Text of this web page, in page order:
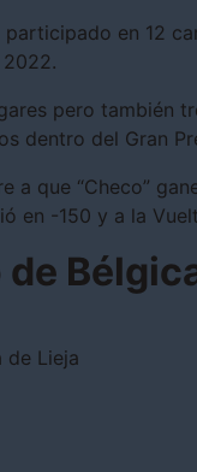
participado en 12
pero también
dentro del Gran
a que “Checo”
en -150 y a la
de
de Lieja